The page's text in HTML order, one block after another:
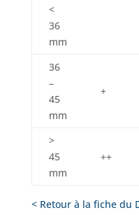
<
36
mm
36
–
45
mm
+
>
45
mm
++
< Retour à la fiche du